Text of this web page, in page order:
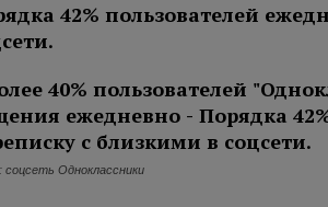
42% пользователей
Одноклассники